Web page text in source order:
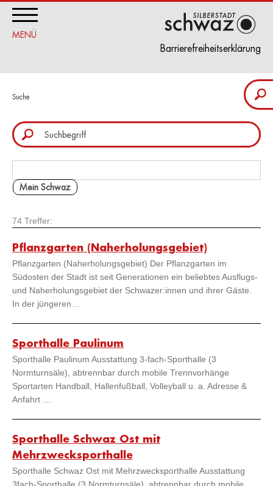
MENÜ
Barrierefreiheitserklärung
Suche
Mein Schwaz
74 Treffer:
Pflanzgarten (Naherholungsgebiet)
Pflanzgarten (Naherholungsgebiet) Der Pflanzgarten im
Südosten der Stadt ist seit Generationen ein beliebtes Ausflugs-
und Naherholungsgebiet der Schwazer:innen und ihrer Gäste.
In der jüngeren…
Sporthalle Paulinum
Sporthalle Paulinum Ausstattung 3-fach-Sporthalle (3
Normturnsäle), abtrennbar durch mobile Trennvorhänge
Sportarten Handball, Hallenfußball, Volleyball u. a. Adresse &
Anfahrt …
Sporthalle Schwaz Ost mit
Mehrzwecksporthalle
Sporthalle Schwaz Ost mit Mehrzwecksporthalle Ausstattung